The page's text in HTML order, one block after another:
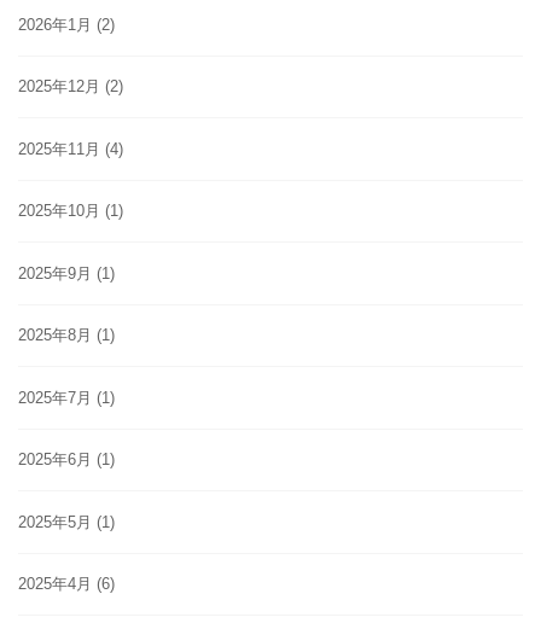
2026年1月 (2)
2025年12月 (2)
2025年11月 (4)
2025年10月 (1)
2025年9月 (1)
2025年8月 (1)
2025年7月 (1)
2025年6月 (1)
2025年5月 (1)
2025年4月 (6)